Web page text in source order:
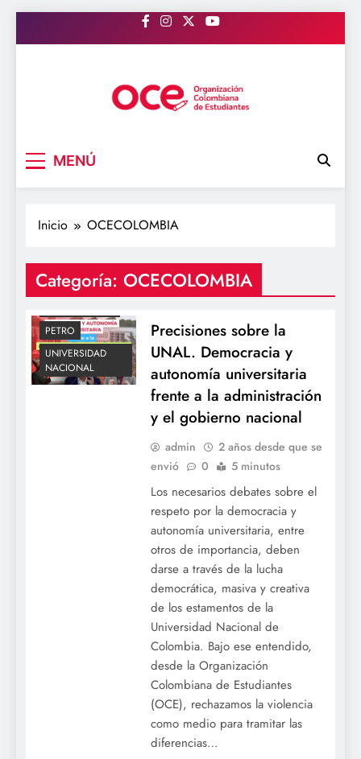
al
MENÚ
Inicio OCECOLOMBIA
Categoría: OCECOLOMBIA
ACTUALIDAD
EDUCACION
PETRO
UNIVERSIDAD
NACIONAL
Precisiones sobre la
UNAL. Democracia y
autonomía universitaria
frente a la administración
y el gobierno nacional
admin
2 años desde que se
envió
0 5 minutos
Los necesarios debates sobre el
respeto por la democracia y
autonomía universitaria, entre
otros de importancia, deben
darse a través de la lucha
democrática, masiva y creativa
de los estamentos de la
Universidad Nacional de
Colombia. Bajo ese entendido,
desde la Organización
Colombiana de Estudiantes
(OCE), rechazamos la violencia
como medio para tramitar las
diferencias…